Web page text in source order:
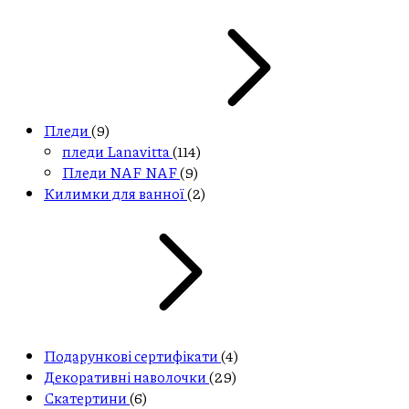
Пледи(9)
пледи Lanavitta (114)
Пледи NAF NAF(9)
Килимки для ванної(2)
Подарункові сертифікати(4)
Декоративні наволочки(29)
Скатертини(6)